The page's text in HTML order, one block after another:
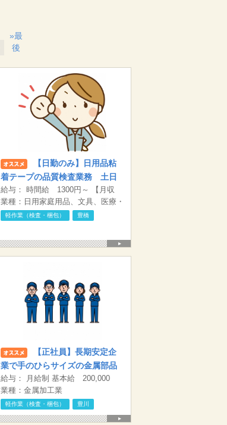
»最
後
【日勤のみ】日用品粘
着テープの品質検査業務 土日
休み
給与： 時間給 1300円～ 【月収
例】 20.6万円（1300円×7.92H）
×20日
業種：日用家庭用品、文具、医療・
ヘルスケア製品などの企画・製造・
軽作業（検査・梱包） 豊橋
【正社員】長期安定企
業で手のひらサイズの金属部品
の検査 豊川市
給与： 月給制 基本給 200,000
円〜240,000円 皆勤手当 3,000円/
月 通勤手当規定支給 ※試用期間3
ヶ月 試用期間中の労働条件：時給
業種：金属加工業
軽作業（検査・梱包） 豊川